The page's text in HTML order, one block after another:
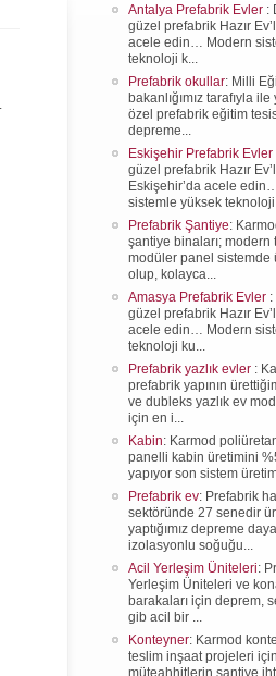
Antalya Prefabrik Evler :
güzel prefabrik Hazır
acele edin… Modern
teknoloji k...
Prefabrik okullar: Milli
bakanlığımız tarafıyla ile
özel prefabrik eğitim
depreme...
Eskişehir Prefabrik Evler
güzel prefabrik Hazır
Eskişehir’da acele
sistemle yüksek
Prefabrik Şantiye:
şantiye binaları; modern
modüler panel sistemde
olup, kolayca...
Amasya Prefabrik Evler
güzel prefabrik Hazır
acele edin… Modern
teknoloji ku...
Prefabrik yazlık evler :
prefabrik yapının
ve dubleks yazlık ev
için en i...
Kabin: Karmod
panelli kabin üretimini
yapıyor son sistem
Prefabrik ev: Prefabrik
sektöründe 27 senedir
yaptığımız depreme
izolasyonlu soğuğu...
Acil Yerleşim Üniteleri:
Yerleşim Üniteleri ve
barakaları için deprem,
gib acil bir ...
Konteyner: Karmod
teslim inşaat projeleri için
müteahhitlerin şantiye